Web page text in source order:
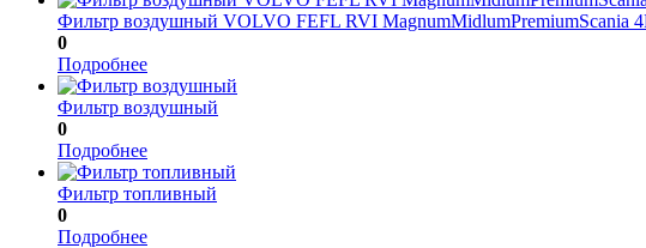
Фильтр воздушный VOLVO FEFL RVI MagnumMidlumPremiumScania
0
Подробнее
Фильтр воздушный
0
Подробнее
Фильтр топливный
0
Подробнее